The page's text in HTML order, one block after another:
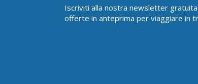
Iscriviti alla nostra newsletter
offerte in anteprima per viaggiare in